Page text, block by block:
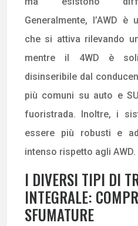
Generalmente, l’AWD
che si attiva rilevando
mentre il 4WD è
disinseribile dal
più comuni su auto e
fuoristrada. Inoltre, i
essere più robusti e
intenso rispetto agli AWD.
I DIVERSI TIPI DI
INTEGRALE:
SFUMATURE